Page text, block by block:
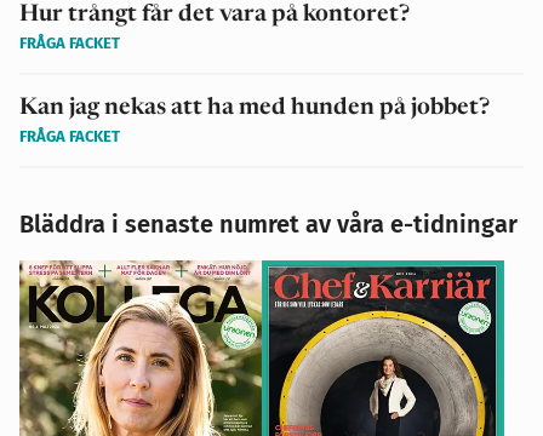
Hur trångt får det vara på kontoret?
FRÅGA FACKET
Kan jag nekas att ha med hunden på jobbet?
FRÅGA FACKET
Bläddra i senaste numret av våra e-tidningar